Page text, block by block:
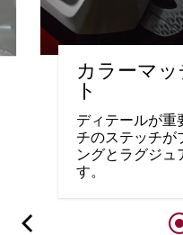
カラーマ
ト
ディテールが重
チのステッチが
ングとラグジュ
す。